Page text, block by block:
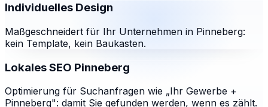
Individuelles Design
Maßgeschneidert für Ihr Unternehmen in Pinneberg:
kein Template, kein Baukasten.
Lokales SEO Pinneberg
Optimierung für Suchanfragen wie „Ihr Gewerbe +
Pinneberg": damit Sie gefunden werden, wenn es zählt.